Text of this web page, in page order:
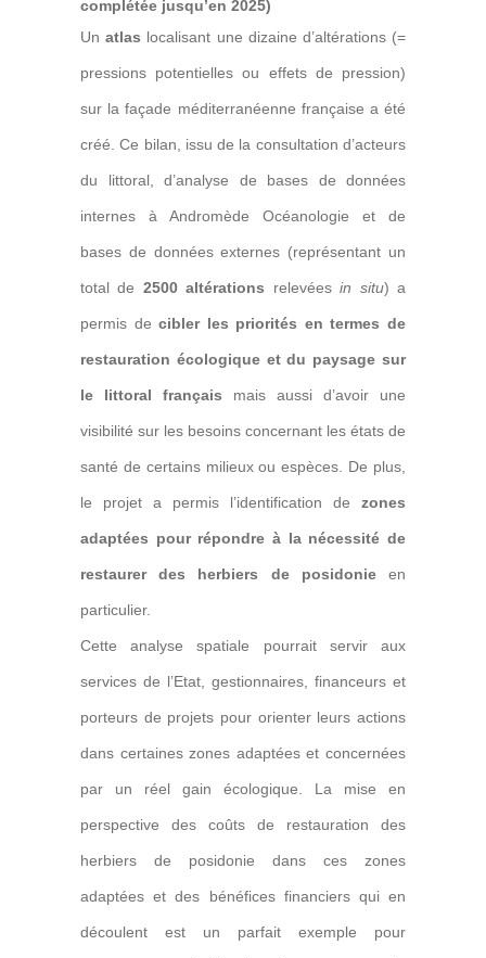
complétée jusqu’en 2025)
Unatlas localisant une dizaine d’altérations (=
pressions potentielles ou effets de pression)
sur la façade méditerranéenne française a été
créé. Ce bilan, issu de la consultation d’acteurs
du littoral, d’analyse de bases de données
internes à Andromède Océanologie et de
bases de données externes (représentant un
total de 2500 altérations relevéesin situ) a
permis decibler les priorités en termes de
restauration écologique et du paysage sur
le littoral français mais aussi d’avoir une
visibilité sur les besoins concernant les états de
santé de certains milieux ou espèces. De plus,
le projet a permis l’identification de zones
adaptées pour répondre à la nécessité de
restaurer des herbiers de posidonieen
particulier.
Cette analyse spatiale pourrait servir aux
services de l’Etat, gestionnaires, financeurs et
porteurs de projets pour orienter leurs actions
dans certaines zones adaptées et concernées
par un réel gain écologique. La mise en
perspective des coûts de restauration des
herbiers de posidonie dans ces zones
adaptées et des bénéfices financiers qui en
découlent est un parfait exemple pour